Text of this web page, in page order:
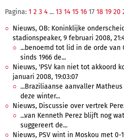
Pagina: 1 2 3 4 ... 13 14 15 16 17 18 19 20
Nieuws, OB: Koninklijke
stadionspeaker, 9 februari 2008,
...benoemd tot lid in de orde van
sinds 1966 de...
Nieuws, 'PSV kan niet tot akkoord
januari 2008, 19:03:07
...Braziliaanse aanvaller
deze winter...
Nieuws, Discussie over vertrek
...van Kenneth Perez blijft nog wat
suggereert de...
Nieuws, PSV wint in Moskou met 0-